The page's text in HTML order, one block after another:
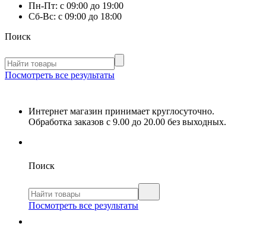
Пн-Пт: с 09:00 до 19:00
Сб-Вс: с 09:00 до 18:00
Поиск
Посмотреть все результаты
Интернет магазин принимает круглосуточно.
Обработка заказов с 9.00 до 20.00 без выходных.
Поиск
Посмотреть все результаты